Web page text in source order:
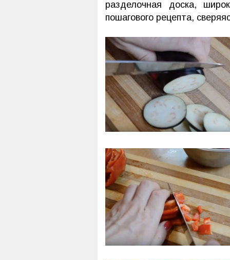
разделочная доска,
пошагового рецепта,